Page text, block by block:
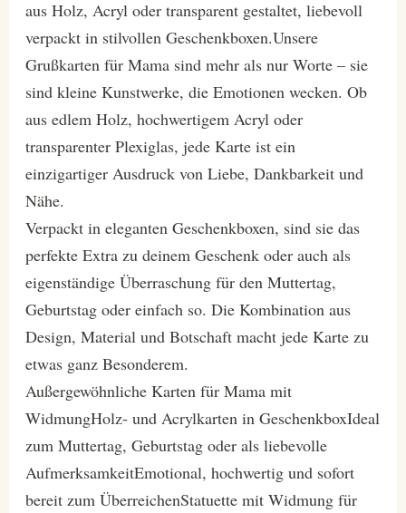
aus Holz, Acryl oder transparent gestaltet, liebevoll
verpackt in stilvollen Geschenkboxen.Unsere
Grußkarten für Mama sind mehr als nur Worte – sie
sind kleine Kunstwerke, die Emotionen wecken. Ob
aus edlem Holz, hochwertigem Acryl oder
transparenter Plexiglas, jede Karte ist ein
einzigartiger Ausdruck von Liebe, Dankbarkeit und
Nähe.
Verpackt in eleganten Geschenkboxen, sind sie das
perfekte Extra zu deinem Geschenk oder auch als
eigenständige Überraschung für den Muttertag,
Geburtstag oder einfach so. Die Kombination aus
Design, Material und Botschaft macht jede Karte zu
etwas ganz Besonderem.
Außergewöhnliche Karten für Mama mit
WidmungHolz- und Acrylkarten in GeschenkboxIdeal
zum Muttertag, Geburtstag oder als liebevolle
AufmerksamkeitEmotional, hochwertig und sofort
bereit zum ÜberreichenStatuette mit Widmung für